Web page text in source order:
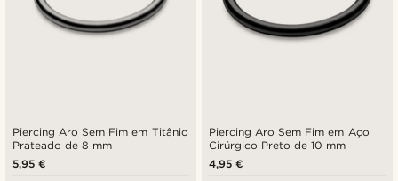
Piercing Aro Sem Fim em Titânio
Prateado de 8 mm
5,95 €
Piercing Aro Sem Fim em Aço
Cirúrgico Preto de 10 mm
4,95 €